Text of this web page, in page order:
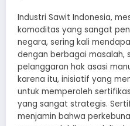
Industri Sawit Indonesia,
komoditas yang sangat
negara, sering kali
dengan berbagai masalah,
pelanggaran hak asasi
karena itu, inisiatif yang
untuk memperoleh
yang sangat strategis.
menjamin bahwa